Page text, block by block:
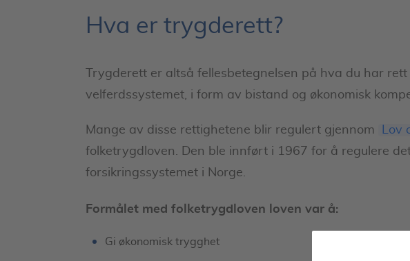
Hva er trygderett?
Trygderett er altså fellesbetegnelsen på hva du har
velferdssystemet, i form av bistand og økonomisk
Mange av disse rettighetene blir regulert gjennom Lov
folketrygdloven. Den ble innført i 1967 for å regulere
forsikringssystemet i Norge.
Formålet med folketrygdloven loven var å:
Gi økonomisk trygghet